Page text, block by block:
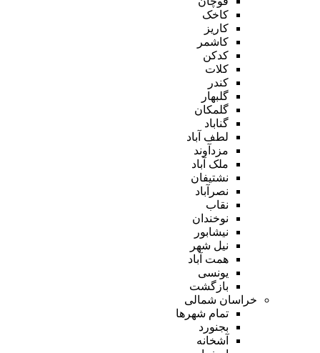
کاخک
کاریز
کاشمر
کدکن
کلات
کندر
گلبهار
گلمکان
گناباد
لطف آباد
مزدآوند
ملک آباد
نشتیفان
نصرآباد
نقاب
نوخندان
نیشابور
نیل شهر
همت آباد
یونسی
بازگشت
خراسان شمالی
تمام شهر‌ها
بجنورد
آشخانه